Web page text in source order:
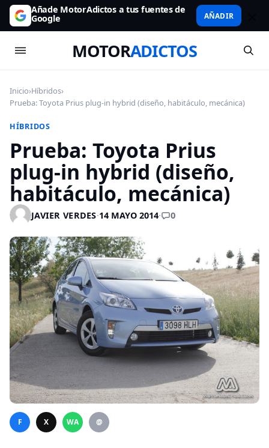
Añade MotorAdictos a tus fuentes de
Google AÑADIR
MOTORADICTOS
Inicio›Híbridos›
Prueba: Toyota Prius plug-in hybrid (diseño, habitáculo, mecánica)
HÍBRIDOS
Prueba: Toyota Prius
plug-in hybrid (diseño,
habitáculo, mecánica)
JAVIER VERDES·14 MAYO 2014· 0
F X WA @